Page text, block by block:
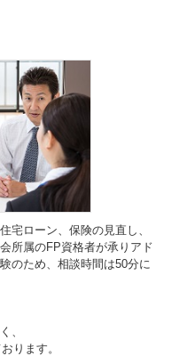
宅ローン、保険の見直し、
所属のFP資格者が承りアド
のため、相談時間は50分に
、
ります。